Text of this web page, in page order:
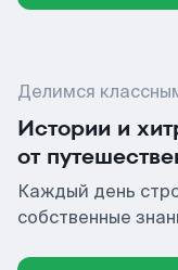
Делимся
Истории и
от
Каждый день
собственные